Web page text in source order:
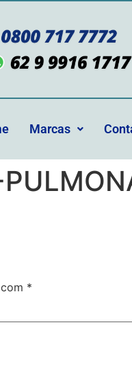
Marcas
*